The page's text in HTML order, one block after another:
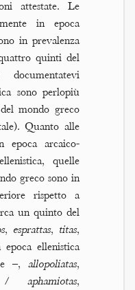
attestate. Le
in epoca
in prevalenza
quinti del
sono perlopiù
mondo greco
Quanto alle
epoca arcaico-
quelle
greco sono in
rispetto a
un quinto del
, esprattas, titas,
ellenistica
–, allopoliatas,
aphamiotas,